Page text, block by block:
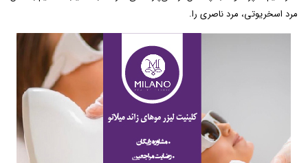
مرد اسخریوتی، مرد ناصری را.